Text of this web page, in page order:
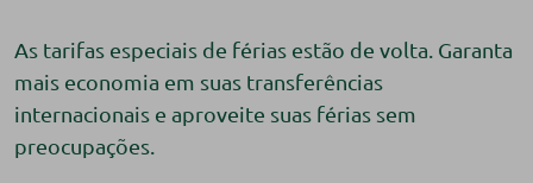
As tarifas especiais de férias estão de volta. Garanta
mais economia em suas transferências
internacionais e aproveite suas férias sem
preocupações.